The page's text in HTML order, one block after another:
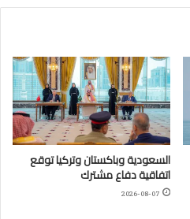
السعودية وباكستان وتركيا توقع
اتفاقية دفاع مشترك
2026-08-07